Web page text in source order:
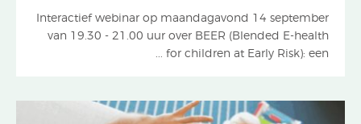
Interactief webinar op maandagavond 14 september
van 19.30 - 21.00 uur over BEER (Blended E-health
for children at Early Risk): een ...